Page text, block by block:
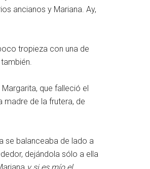
ancianos y Mariana. Ay,
tropieza con una de
que falleció el
madre de la frutera, de
se balanceaba de lado a
dejándola sólo a ella